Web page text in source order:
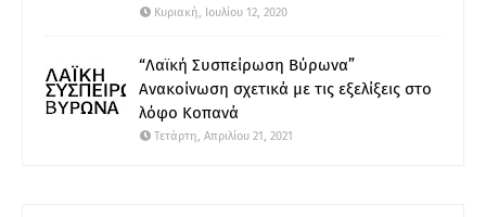
Κυριακή, Ιουλίου 12, 2020
“Λαϊκή Συσπείρωση Βύρωνα”
Ανακοίνωση σχετικά με τις εξελίξεις στο
λόφο Κοπανά
Τετάρτη, Απριλίου 21, 2021